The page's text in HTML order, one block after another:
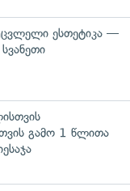
ესთეტიკა —
გამო 1 წლითა